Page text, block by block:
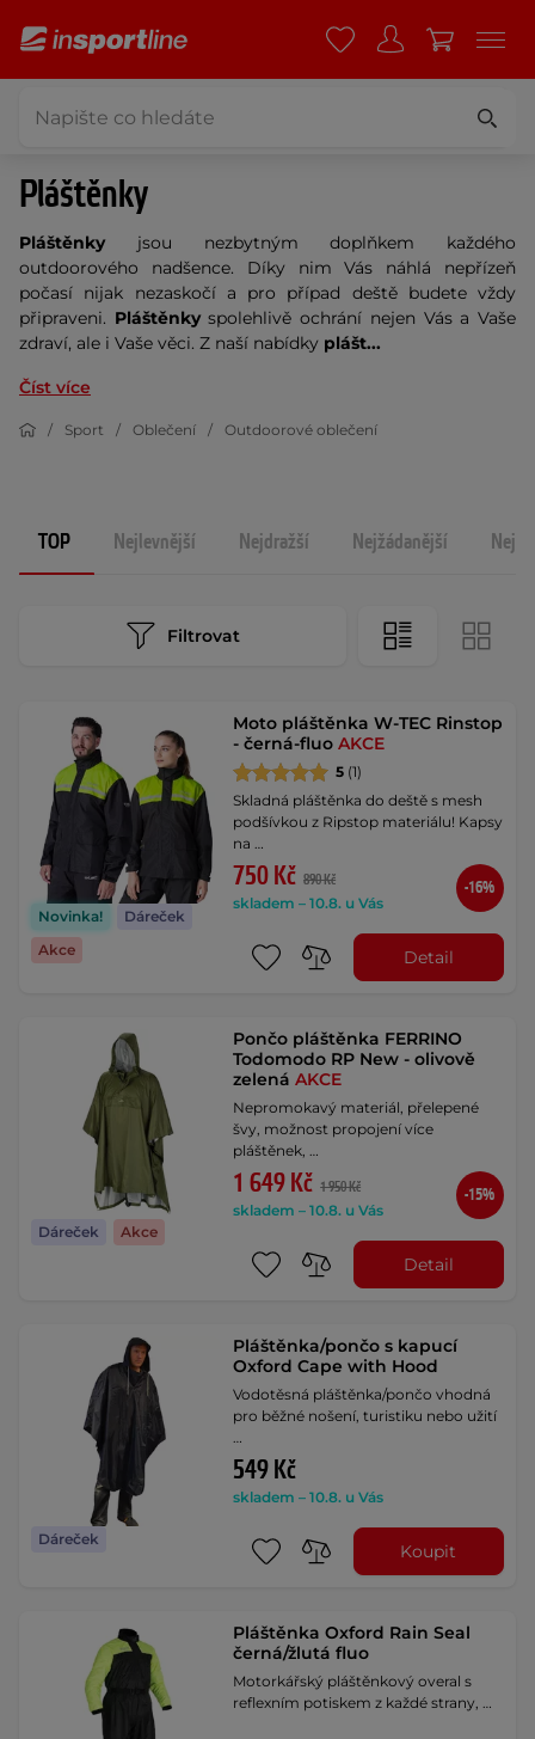
Pláštěnky
Pláštěnky jsou nezbytným doplňkem každého
outdoorového nadšence. Díky nim Vás náhlá nepřízeň
počasí nijak nezaskočí a pro případ deště budete vždy
připraveni. Pláštěnkyspolehlivě ochrání nejen Vás a Vaše
zdraví, ale i Vaše věci. Z naší nabídky plášt...
Číst více
Sport Oblečení Outdoorové oblečení
TOP Nejlevnější Nejdražší Nejžádanější
Filtrovat
Novinka!
Dáreček
Akce
Moto pláštěnka W-TEC Rinstop
- černá-fluoAKCE
5 (1)
Skladná pláštěnka do deště s mesh
podšívkou z Ripstop materiálu! Kapsy
na …
750 Kč 890 Kč
skladem – 10.8. u Vás
-16%
Detail
Dáreček Akce
Pončo pláštěnka FERRINO
Todomodo RP New - olivově
zelenáAKCE
Nepromokavý materiál, přelepené
švy, možnost propojení více
pláštěnek, …
1 649 Kč 1 950 Kč
skladem – 10.8. u Vás
-15%
Detail
Dáreček
Pláštěnka/pončo s kapucí
Oxford Cape with Hood
Vodotěsná pláštěnka/pončo vhodná
pro běžné nošení, turistiku nebo užití
…
549 Kč
skladem – 10.8. u Vás
Koupit
Pláštěnka Oxford Rain Seal
černá/žlutá fluo
Motorkářský pláštěnkový overal s
reflexním potiskem z každé strany, …